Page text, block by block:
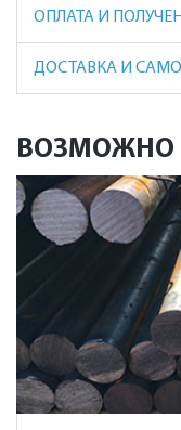
ОПЛАТА И
ДОСТАВКА И
ВОЗМОЖНО